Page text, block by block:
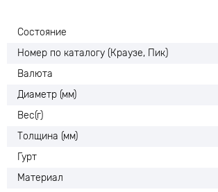
Состояние
Номер по каталогу (Краузе, Пик)
Валюта
Диаметр (мм)
Вес(г)
Толщина (мм)
Гурт
Материал